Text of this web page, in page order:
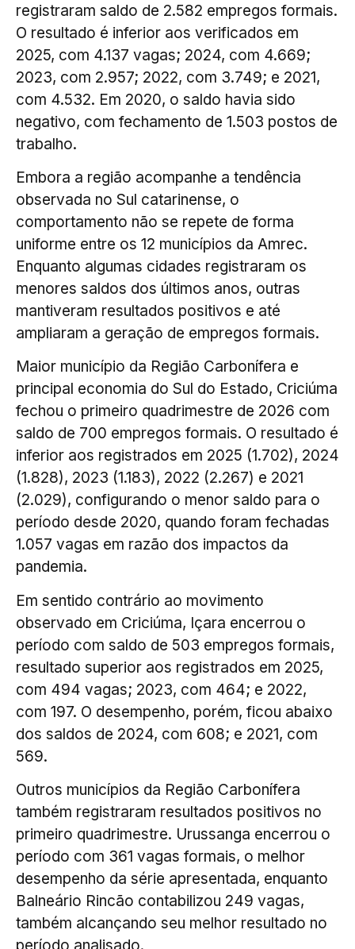
registraram saldo de 2.582 empregos formais.
O resultado é inferior aos verificados em
2025, com 4.137 vagas; 2024, com 4.669;
2023, com 2.957; 2022, com 3.749; e 2021,
com 4.532. Em 2020, o saldo havia sido
negativo, com fechamento de 1.503 postos de
trabalho.
Embora a região acompanhe a tendência
observada no Sul catarinense, o
comportamento não se repete de forma
uniforme entre os 12 municípios da Amrec.
Enquanto algumas cidades registraram os
menores saldos dos últimos anos, outras
mantiveram resultados positivos e até
ampliaram a geração de empregos formais.
Maior município da Região Carbonífera e
principal economia do Sul do Estado, Criciúma
fechou o primeiro quadrimestre de 2026 com
saldo de 700 empregos formais. O resultado é
inferior aos registrados em 2025 (1.702), 2024
(1.828), 2023 (1.183), 2022 (2.267) e 2021
(2.029), configurando o menor saldo para o
período desde 2020, quando foram fechadas
1.057 vagas em razão dos impactos da
pandemia.
Em sentido contrário ao movimento
observado em Criciúma, Içara encerrou o
período com saldo de 503 empregos formais,
resultado superior aos registrados em 2025,
com 494 vagas; 2023, com 464; e 2022,
com 197. O desempenho, porém, ficou abaixo
dos saldos de 2024, com 608; e 2021, com
569.
Outros municípios da Região Carbonífera
também registraram resultados positivos no
primeiro quadrimestre. Urussanga encerrou o
período com 361 vagas formais, o melhor
desempenho da série apresentada, enquanto
Balneário Rincão contabilizou 249 vagas,
também alcançando seu melhor resultado no